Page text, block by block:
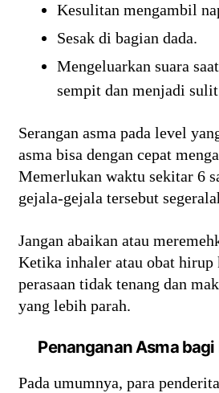
Kesulitan mengambil
Sesak di bagian dada.
Mengeluarkan suara
sempit dan menjadi sulit
Serangan asma pada level
asma bisa dengan cepat
Memerlukan waktu sekitar 6
gejala-gejala tersebut
Jangan abaikan atau
Ketika inhaler atau obat hirup
perasaan tidak tenang dan
yang lebih parah.
Penanganan Asma
Pada umumnya, para